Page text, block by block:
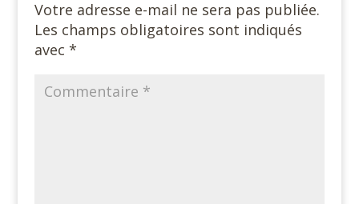
Votre adresse e-mail ne sera pas publiée.
Les champs obligatoires sont indiqués
avec *